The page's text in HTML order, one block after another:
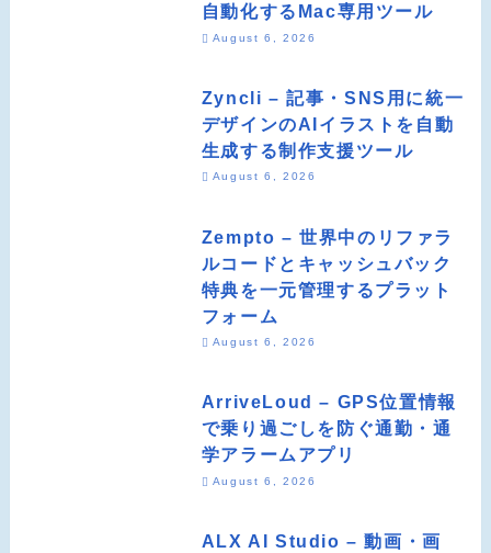
自動化するMac専用ツール
August 6, 2026
Zyncli – 記事・SNS用に統一
デザインのAIイラストを自動
生成する制作支援ツール
August 6, 2026
Zempto – 世界中のリファラ
ルコードとキャッシュバック
特典を一元管理するプラット
フォーム
August 6, 2026
ArriveLoud – GPS位置情報
で乗り過ごしを防ぐ通勤・通
学アラームアプリ
August 6, 2026
ALX AI Studio – 動画・画